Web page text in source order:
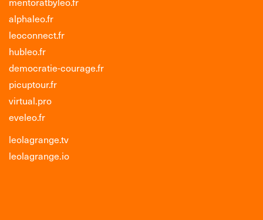
alphaleo.fr
leoconnect.fr
hubleo.fr
democratie-courage.fr
picuptour.fr
virtual.pro
eveleo.fr
leolagrange.tv
leolagrange.io